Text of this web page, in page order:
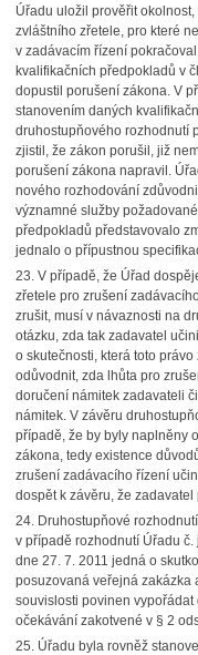
Úřadu uložil prověřit okolnost,
zvláštního zřetele, pro které
v zadávacím řízení
kvalifikačních předpokladů v
dopustil porušení zákona. V
stanovením daných
druhostupňového rozhodnutí
zjistil, že zákon porušil, již
porušení zákona napravil.
nového rozhodování
významné služby
předpokladů představovalo
jednalo o přípustnou
23. V případě, že Úřad
zřetele pro zrušení
zrušit, musí v návaznosti na
otázku, zda tak zadavatel
o skutečnosti, která toto
odůvodnit, zda lhůta pro
doručení námitek zadavateli
námitek. V závěru
případě, že by byly naplněny
zákona, tedy existence
zrušení zadávacího řízení
dospět k závěru, že
24. Druhostupňové
v případě rozhodnutí Úřadu č.
dne 27. 7. 2011 jedná o
posuzovaná veřejná zakázka
souvislosti povinen
očekávání zakotvené v § 2
25. Úřadu byla rovněž